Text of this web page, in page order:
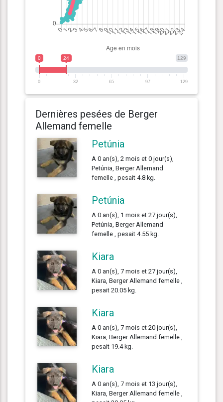
129
0 24
0 32 65 97 129
Dernières pesées de Berger
Allemand femelle
Petúnia
A 0 an(s), 2 mois et 0 jour(s),
Petúnia, Berger Allemand
femelle , pesait 4.8 kg.
Petúnia
A 0 an(s), 1 mois et 27 jour(s),
Petúnia, Berger Allemand
femelle , pesait 4.55 kg.
Kiara
A 0 an(s), 7 mois et 27 jour(s),
Kiara, Berger Allemand femelle ,
pesait 20.05 kg.
Kiara
A 0 an(s), 7 mois et 20 jour(s),
Kiara, Berger Allemand femelle ,
pesait 19.4 kg.
Kiara
A 0 an(s), 7 mois et 13 jour(s),
Kiara, Berger Allemand femelle ,